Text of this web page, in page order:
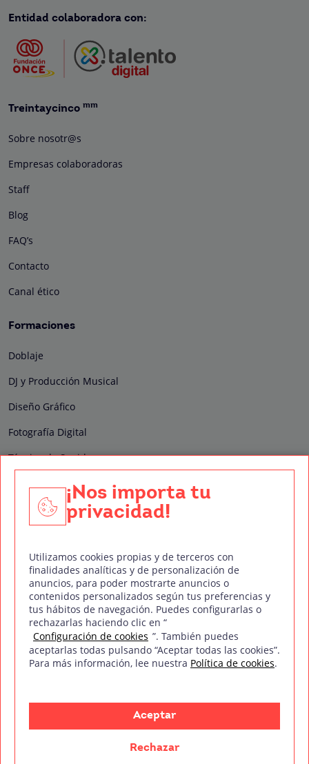
Entidad colaboradora con:
Treintaycinco mm
Sobre nosotr@s
Empresas colaboradoras
Staff
Blog
FAQ’s
Contacto
Canal ético
Formaciones
Doblaje
DJ y Producción Musical
Diseño Gráfico
Fotografía Digital
Técnico de Sonido
Edición y Postproducción de Vídeo
Nuestros sellos de calidad
Síguenos en Redes Sociales
mm 2026
Política de privacidad Política de cookies
Aviso legal
¡Nos importa tu
privacidad!
Utilizamos cookies propias y de terceros con
finalidades analíticas y de personalización de
anuncios, para poder mostrarte anuncios o
contenidos personalizados según tus preferencias y
tus hábitos de navegación. Puedes configurarlas o
rechazarlas haciendo clic en “
Configuración de cookies ”. También puedes
aceptarlas todas pulsando “Aceptar todas las cookies”.
Para más información, lee nuestra Política de cookies.
Aceptar
Rechazar